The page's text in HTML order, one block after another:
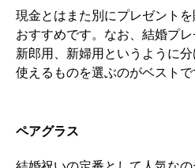
現金とはまた別にプレゼント
おすすめです。なお、結婚プレ
新郎用、新婦用というように
使えるものを選ぶのがベストで
ペアグラス